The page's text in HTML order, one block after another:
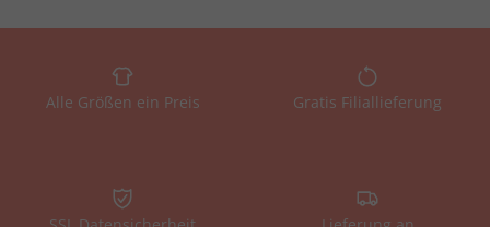
Alle Größen ein Preis Gratis Filiallieferung